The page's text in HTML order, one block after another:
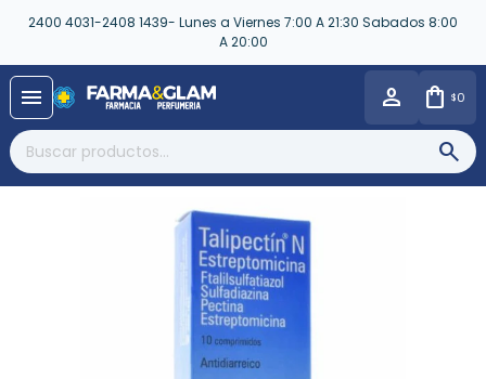
2400 4031-2408 1439- Lunes a Viernes 7:00 A 21:30 Sabados 8:00
A 20:00
menu $0